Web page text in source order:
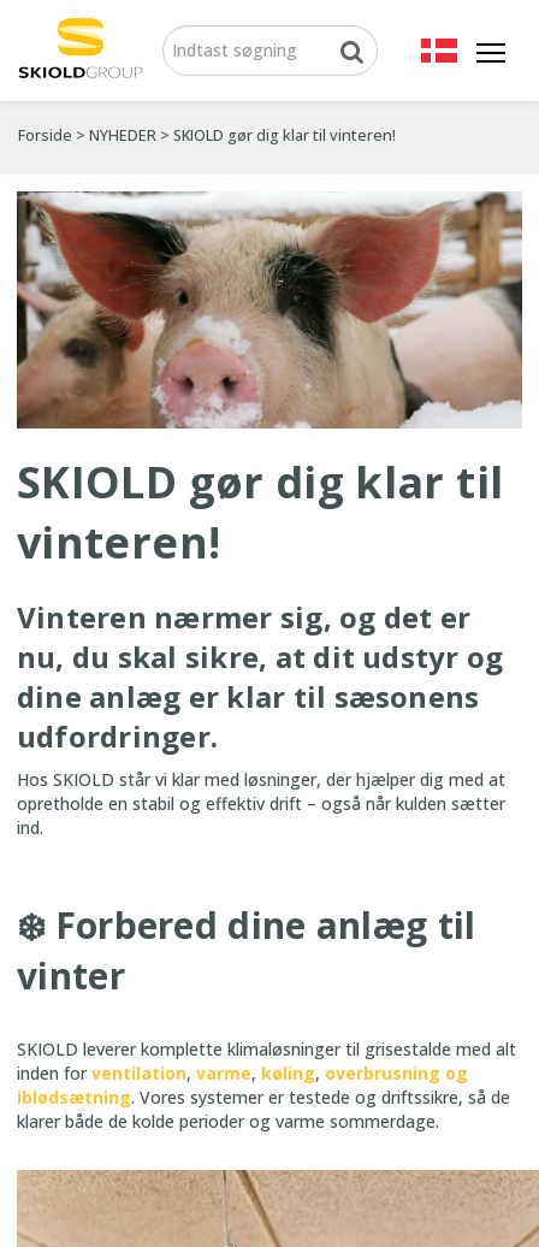
Forside > NYHEDER > SKIOLD gør dig klar til vinteren!
SKIOLD gør dig klar til
vinteren!
Vinteren nærmer sig, og det er
nu, du skal sikre, at dit udstyr og
dine anlæg er klar til sæsonens
udfordringer.
Hos SKIOLD står vi klar med løsninger, der hjælper dig med at
opretholde en stabil og effektiv drift – også når kulden sætter
ind.
❄️ Forbered dine anlæg til
vinter
SKIOLD leverer komplette klimaløsninger til grisestalde med alt
inden forventilation, varme, køling, overbrusning og
iblødsætning. Vores systemer er testede og driftssikre, så de
klarer både de kolde perioder og varme sommerdage.